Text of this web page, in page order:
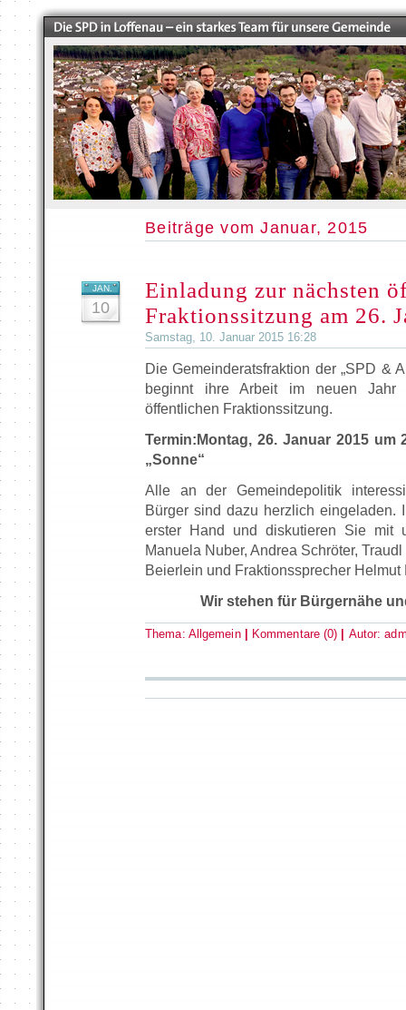
Beiträge vom Januar, 2015
JAN.
10
Einladung zur nächsten
Fraktionssitzung am 26.
Samstag, 10. Januar 2015 16:28
Die Gemeinderatsfraktion der „SPD &
beginnt ihre Arbeit im neuen Jahr
öffentlichen Fraktionssitzung.
Termin:Montag, 26. Januar 2015 um
„Sonne“
Alle an der Gemeindepolitik
Bürger sind dazu herzlich eingeladen.
erster Hand und diskutieren Sie mit
Manuela Nuber, Andrea Schröter,
Beierlein und Fraktionssprecher Helmut
Wir stehen für Bürgernähe
Thema: Allgemein Kommentare (0) Autor: